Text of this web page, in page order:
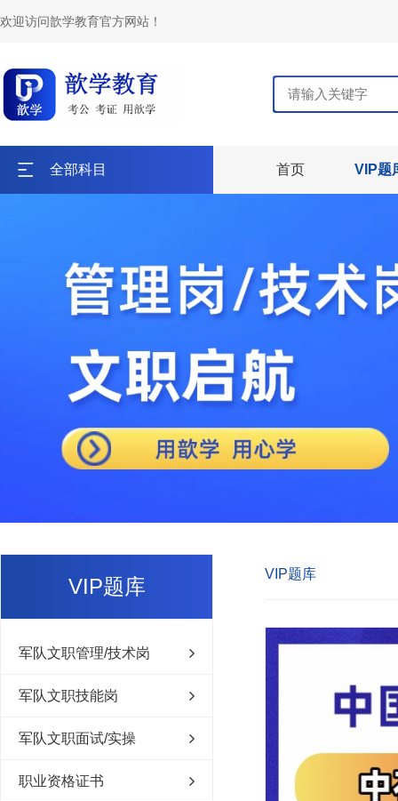
欢迎访问歆学教育官方网站！
全部科目 首页 VIP题
VIP题库
军队文职管理/技术岗
军队文职技能岗
军队文职面试/实操
职业资格证书
VIP题库